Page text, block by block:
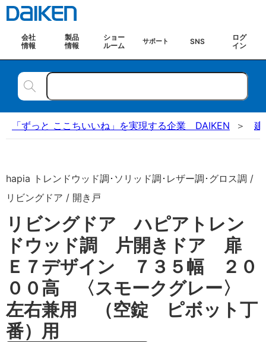
会社
情報
製品
情報
ショー
ルーム
サポート SNS
ログ
イン
「ずっと ここちいいね」を実現する企業 DAIKEN 建
hapia トレンドウッド調･ソリッド調･レザー調･グロス調 /
リビングドア / 開き戸
リビングドア ハピアトレン
ドウッド調 片開きドア 扉
Ｅ７デザイン ７３５幅 ２０
００高 〈スモークグレー〉
左右兼用 （空錠 ピボット丁
番）用